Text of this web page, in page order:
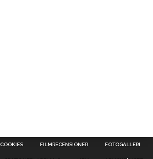
COOKIES FILMRECENSIONER FOTOGALLERI